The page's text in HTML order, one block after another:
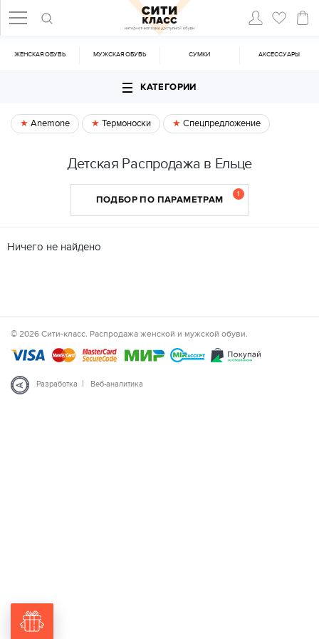
ЖЕНСКАЯ ОБУВЬ МУЖСКАЯ ОБУВЬ CУМКИ АКСЕССУАРЫ
КАТЕГОРИИ
Anemone Термоноски Спецпредложение
Детская Распродажа в Ельце
ПОДБОР ПО ПАРАМЕТРАМ 1
Ничего не найдено
© 2026 Сити-класс. Распродажа женской и мужской обуви.
Разработка | Веб-аналитика